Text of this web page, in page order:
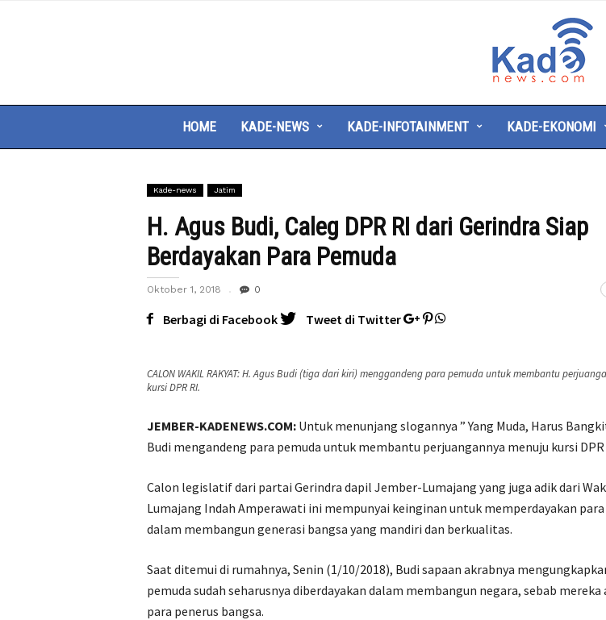
HOME KADE-NEWS KADE-INFOTAINMENT KADE-EKONOMI
Kade-news Jatim
H. Agus Budi, Caleg DPR RI dari Gerindra Siap
Berdayakan Para Pemuda
Oktober 1, 2018 0
Berbagi di Facebook Tweet di Twitter
CALON WAKIL RAKYAT: H. Agus Budi (tiga dari kiri) menggandeng para pemuda untuk membantu
kursi DPR RI.
JEMBER-KADENEWS.COM: Untuk menunjang slogannya ” Yang Muda, Harus
Budi mengandeng para pemuda untuk membantu perjuangannya menuju kursi DPR
Calon legislatif dari partai Gerindra dapil Jember-Lumajang yang juga adik dari
Lumajang Indah Amperawati ini mempunyai keinginan untuk memperdayakan para
dalam membangun generasi bangsa yang mandiri dan berkualitas.
Saat ditemui di rumahnya, Senin (1/10/2018), Budi sapaan akrabnya
pemuda sudah seharusnya diberdayakan dalam membangun negara, sebab mereka
para penerus bangsa.